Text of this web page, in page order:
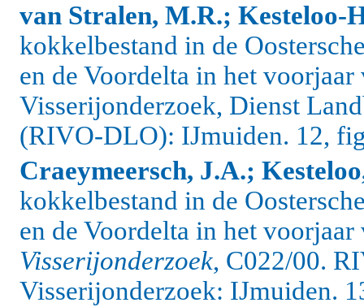
van Stralen, M.R.; Kesteloo-
kokkelbestand in de
en de Voordelta in het
Visserijonderzoek, Dienst
(RIVO-DLO): IJmuiden. 12,
Craeymeersch, J.A.;
kokkelbestand in de
en de Voordelta in het
Visserijonderzoek, C022/00.
Visserijonderzoek: IJmuiden.